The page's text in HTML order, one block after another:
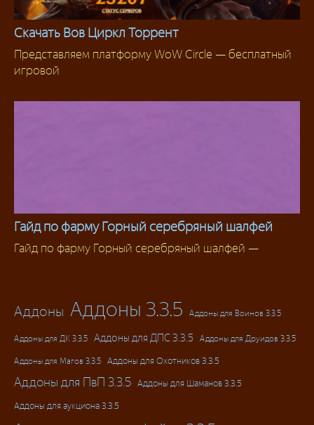
Скачать WoW
Скачать Вов Циркл Торрент
Представляем платформу WoW Circle — бесплатный
игровой
Фарм
Гайд по фарму Горный серебряный шалфей
Гайд по фарму Горный серебряный шалфей —
Аддоны Аддоны 3.3.5 Аддоны для Воинов 3.3.5
Аддоны для ДК 3.3.5 Аддоны для ДПС 3.3.5 Аддоны для Друидов 3.3.5
Аддоны для Магов 3.3.5 Аддоны для Охотников 3.3.5
Аддоны для ПвП 3.3.5 Аддоны для Шаманов 3.3.5
Аддоны для аукциона 3.3.5